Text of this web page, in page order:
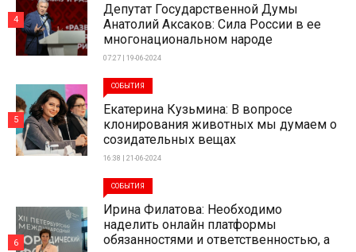
Депутат Государственной Думы
Анатолий Аксаков: Сила России в ее
многонациональном народе
07:27 | 19-06-2024
4
СОБЫТИЯ
Екатерина Кузьмина: В вопросе
клонирования животных мы думаем о
созидательных вещах
16:38 | 21-06-2024
5
СОБЫТИЯ
Ирина Филатова: Необходимо
наделить онлайн платформы
обязанностями и ответственностью, а
6